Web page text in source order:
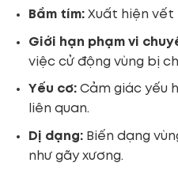
Bầm tím:Xuất hiện vết
Giới hạn phạm vi
việc cử động vùng bị
Yếu cơ:Cảm giác yếu
liên quan.
Dị dạng:Biến dạng
như gãy xương.